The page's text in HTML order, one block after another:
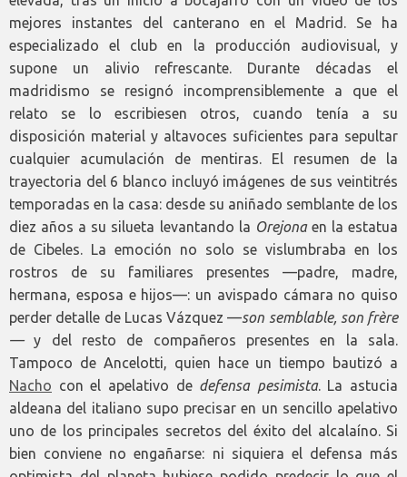
mejores instantes del canterano en el Madrid. Se ha
especializado el club en la producción audiovisual, y
supone un alivio refrescante. Durante décadas el
madridismo se resignó incomprensiblemente a que el
relato se lo escribiesen otros, cuando tenía a su
disposición material y altavoces suficientes para sepultar
cualquier acumulación de mentiras. El resumen de la
trayectoria del 6 blanco incluyó imágenes de sus veintitrés
temporadas en la casa: desde su aniñado semblante de los
diez años a su silueta levantando la Orejonaen la estatua
de Cibeles. La emoción no solo se vislumbraba en los
rostros de su familiares presentes —padre, madre,
hermana, esposa e hijos—: un avispado cámara no quiso
perder detalle de Lucas Vázquez —son semblable, son frère
—y del resto de compañeros presentes en la sala.
Tampoco de Ancelotti, quien hace un tiempo bautizó a
Nacho con el apelativo de defensa pesimista. La astucia
aldeana del italiano supo precisar en un sencillo apelativo
uno de los principales secretos del éxito del alcalaíno. Si
bien conviene no engañarse: ni siquiera el defensa más